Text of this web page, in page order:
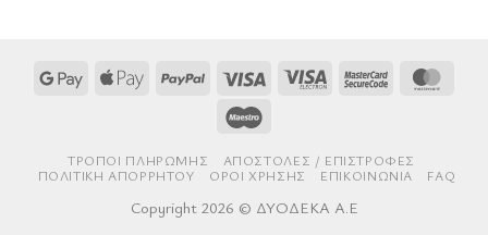
Google Apple
PayPal Visa
Visa
MasterCard
ΤΡΌΠΟΙ ΠΛΗΡΩΜΉΣ
AΠΟΣΤΟΛΈΣ / ΕΠΙΣΤΡΟΦΈΣ
ΠΟΛΙΤΙΚΉ ΑΠΟΡΡΉΤΟΥ
ΌΡΟΙ ΧΡΉΣΗΣ ΕΠΙΚΟΙΝΩΝΊΑ FAQ
Copyright 2026 © ΔΥΟΔΕΚΑ Α.Ε